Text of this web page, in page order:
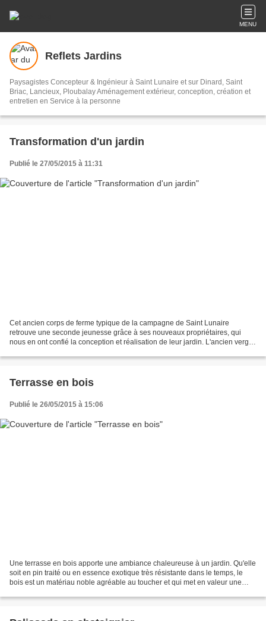
MENU
Reflets Jardins
Paysagistes Concepteur & Ingénieur à Saint Lunaire et sur Dinard, Saint
Briac, Lancieux, Ploubalay Aménagement extérieur, conception, création et
entretien en Service à la personne
Transformation d'un jardin
Publié le 27/05/2015 à 11:31
Cet ancien corps de ferme typique de la campagne de Saint Lunaire
retrouve une seconde jeunesse grâce à ses nouveaux propriétaires, qui
nous en ont confié la conception et réalisation de leur jardin. L'ancien verger
Terrasse en bois
Publié le 26/05/2015 à 15:06
Une terrasse en bois apporte une ambiance chaleureuse à un jardin. Qu'elle
soit en pin traité ou en essence exotique très résistante dans le temps, le
bois est un matériau noble agréable au toucher et qui met en valeur une